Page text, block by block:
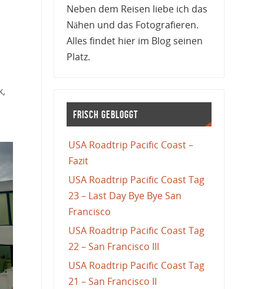
Neben dem Reisen liebe ich das
Nähen und das Fotografieren.
Alles findet hier im Blog seinen
Platz.
Frisch gebloggt
USA Roadtrip Pacific Coast –
Fazit
USA Roadtrip Pacific Coast Tag
23 – Last Day Bye Bye San
Francisco
USA Roadtrip Pacific Coast Tag
22 – San Francisco III
USA Roadtrip Pacific Coast Tag
21 – San Francisco II